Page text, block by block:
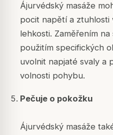
Ájurvédský masáže
pocit napětí a ztuhlosti
lehkosti. Zaměřením
použitím specifických
uvolnit napjaté svaly a
volnosti pohybu.
Pečuje o pokožku
Ájurvédský masáže